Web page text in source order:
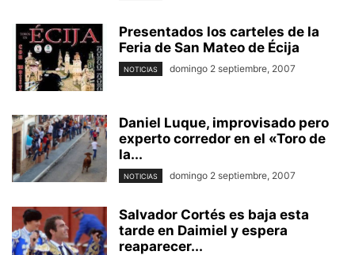
Presentados los carteles de la
Feria de San Mateo de Écija
NOTICIAS domingo 2 septiembre, 2007
Daniel Luque, improvisado pero
experto corredor en el «Toro de
la...
NOTICIAS domingo 2 septiembre, 2007
Salvador Cortés es baja esta
tarde en Daimiel y espera
reaparecer...